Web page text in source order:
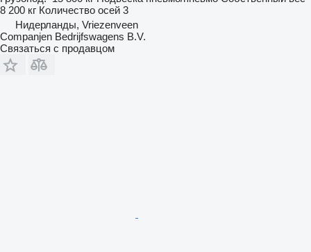
8 200 кг Количество осей 3
Нидерланды, Vriezenveen
Companjen Bedrijfswagens B.V.
Связаться с продавцом